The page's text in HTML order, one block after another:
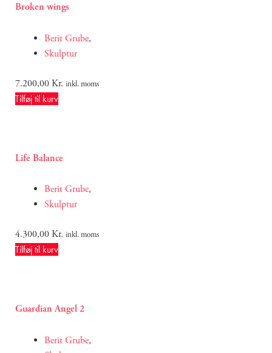
Broken wings
Berit Grube,
Skulptur
7.200,00Kr. inkl. moms
Tilføj til kurv
Life Balance
Berit Grube,
Skulptur
4.300,00Kr. inkl. moms
Tilføj til kurv
Guardian Angel 2
Berit Grube,